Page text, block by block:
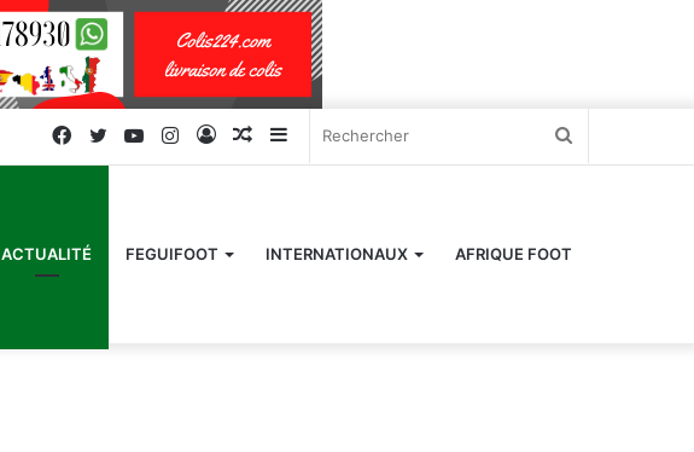
Sidebar
latérale)
Article
Connexion
Instagram
YouTube
Twitter
Facebook
ACTUALITÉ FEGUIFOOT INTERNATIONAUX AFRIQUE FOOT